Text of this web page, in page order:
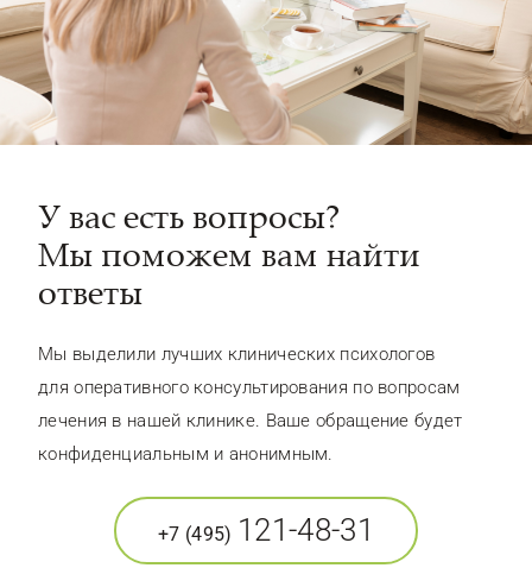
У вас есть вопросы?
Мы поможем вам найти
ответы
Мы выделили лучших клинических психологов
для оперативного консультирования по вопросам
лечения в нашей клинике. Ваше обращение будет
конфиденциальным и анонимным.
+7 (495) 121-48-31